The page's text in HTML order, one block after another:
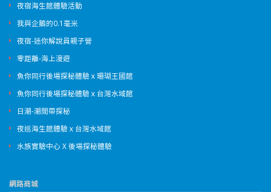
夜宿海生館體驗活動
我與企鵝的0.1毫米
夜宿-迷你解說員親子營
零距離-海上漫遊
魚你同行後場探秘體驗ｘ珊瑚王國館
魚你同行後場探秘體驗ｘ台灣水域館
日潮-潮間帶探秘
夜巡海生館體驗ｘ台灣水域館
水族實驗中心 X 後場探秘體驗
網路商城